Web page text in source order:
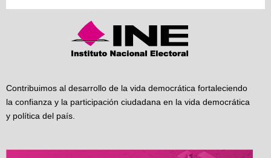
Contribuimos al desarrollo de la vida democrática fortaleciendo
la confianza y la participación ciudadana en la vida democrática
y política del país.